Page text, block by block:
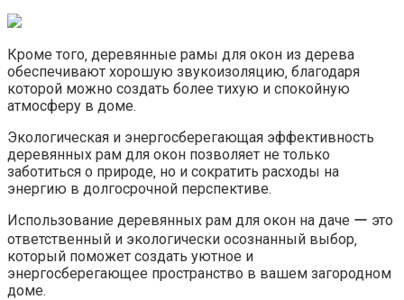
Кроме того‚ деревянные рамы для окон из дерева
обеспечивают хорошую звукоизоляцию‚ благодаря
которой можно создать более тихую и спокойную
атмосферу в доме.​
Экологическая и энергосберегающая эффективность
деревянных рам для окон позволяет не только
заботиться о природе‚ но и сократить расходы на
энергию в долгосрочной перспективе.
Использование деревянных рам для окон на даче ー это
ответственный и экологически осознанный выбор‚
который поможет создать уютное и
энергосберегающее пространство в вашем загородном
доме.